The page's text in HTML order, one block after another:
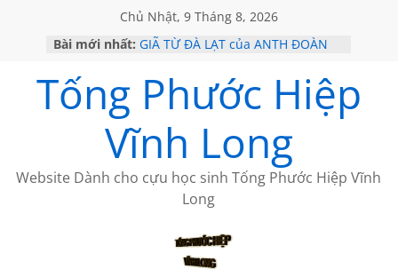
Chủ Nhật, 9 Tháng 8, 2026
Bài mới nhất: GIÃ TỪ ĐÀ LẠT của ANTH ĐOÀN
KHÔNG ĐỀ 20 CỦA THÁI LÃO
KHÔNG ĐỀ 19 CỦA THÁI LÃO
CHÙM THƠ CỦA BÍCH HÀ
Tống Phước Hiệp
Vĩnh Long
Website Dành cho cựu học sinh Tống Phước Hiệp Vĩnh
Long